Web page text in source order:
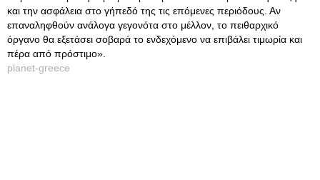
και την ασφάλεια στο γήπεδό της τις επόμενες περιόδους. Αν
επαναληφθούν ανάλογα γεγονότα στο μέλλον, το πειθαρχικό
όργανο θα εξετάσει σοβαρά το ενδεχόμενο να επιβάλει τιμωρία και
πέρα από πρόστιμο».
planet-greece